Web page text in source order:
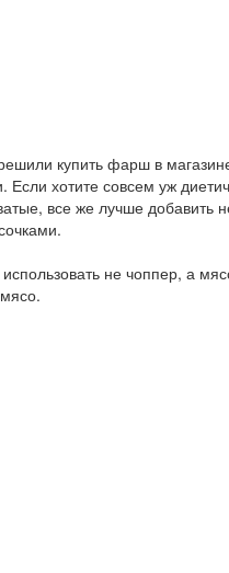
купить фарш в
хотите совсем уж
все же лучше добавить
не чоппер, а